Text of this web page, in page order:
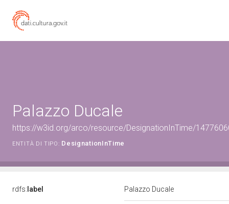
Palazzo Ducale
https://w3id.org/arco/resource/DesignationInTime/
ENTITÀ DI TIPO: DesignationInTime
rdfs: label Palazzo Ducale